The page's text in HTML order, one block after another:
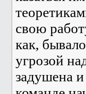
свою
как,
угрозой
задушена